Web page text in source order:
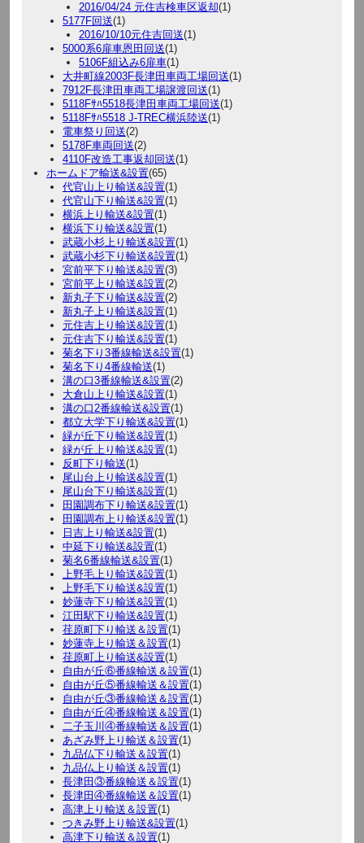
2016/04/24 元住吉検車区返却(1)
5177F回送(1)
2016/10/10元住吉回送(1)
5000系6扉車恩田回送(1)
5106F組込み6扉車(1)
大井町線2003F長津田車両工場回送(1)
7912F長津田車両工場譲渡回送(1)
5118Fｻﾊ5518長津田車両工場回送(1)
5118Fｻﾊ5518 J-TREC横浜陸送(1)
電車祭り回送(2)
5178F車両回送(2)
4110F改造工事返却回送(1)
ホームドア輸送&設置(65)
代官山上り輸送&設置(1)
代官山下り輸送&設置(1)
横浜上り輸送&設置(1)
横浜下り輸送&設置(1)
武蔵小杉上り輸送&設置(1)
武蔵小杉下り輸送&設置(1)
宮前平下り輸送&設置(3)
宮前平上り輸送&設置(2)
新丸子下り輸送&設置(2)
新丸子上り輸送&設置(1)
元住吉上り輸送&設置(1)
元住吉下り輸送&設置(1)
菊名下り3番線輸送&設置(1)
菊名下り4番線輸送(1)
溝の口3番線輸送&設置(2)
大倉山上り輸送&設置(1)
溝の口2番線輸送&設置(1)
都立大学下り輸送&設置(1)
緑が丘下り輸送&設置(1)
緑が丘上り輸送&設置(1)
反町下り輸送(1)
尾山台上り輸送&設置(1)
尾山台下り輸送&設置(1)
田園調布下り輸送&設置(1)
田園調布上り輸送&設置(1)
日吉上り輸送&設置(1)
中延下り輸送&設置(1)
菊名6番線輸送&設置(1)
上野毛上り輸送&設置(1)
上野毛下り輸送&設置(1)
妙蓮寺下り輸送&設置(1)
江田駅下り輸送&設置(1)
荏原町下り輸送＆設置(1)
妙蓮寺上り輸送＆設置(1)
荏原町上り輸送&設置(1)
自由が丘⑥番線輸送＆設置(1)
自由が丘⑤番線輸送＆設置(1)
自由が丘③番線輸送＆設置(1)
自由が丘④番線輸送＆設置(1)
二子玉川④番線輸送＆設置(1)
あざみ野上り輸送＆設置(1)
九品仏下り輸送＆設置(1)
九品仏上り輸送＆設置(1)
長津田③番線輸送＆設置(1)
長津田④番線輸送＆設置(1)
高津上り輸送＆設置(1)
つきみ野上り輸送&設置(1)
高津下り輸送＆設置(1)